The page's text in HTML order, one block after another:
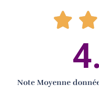
Note Moyenne